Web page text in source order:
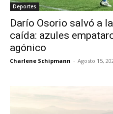
Deportes
Darío Osorio salvó a
caída: azules
agónico
Charlene Schipmann - Agosto 15,